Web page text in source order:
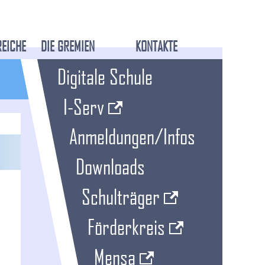
DIE GREMIEN KONTAKTE
Digitale Schule
I-Serv
Anmeldungen/Infos
Downloads
Schulträger
Förderkreis
Mensa